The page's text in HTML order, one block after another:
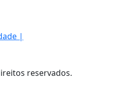
|
reservados.